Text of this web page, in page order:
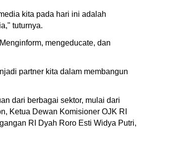
kita pada hari ini adalah
tuturnya.
mengeducate, dan
partner kita dalam membangun
dari berbagai sektor, mulai dari
Ketua Dewan Komisioner OJK RI
RI Dyah Roro Esti Widya Putri,